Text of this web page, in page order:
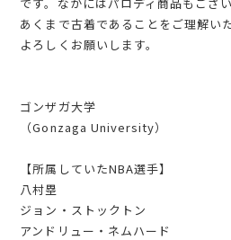
あくまで古着であることをご理解い
よろしくお願いします。
ゴンザガ大学
（Gonzaga University）
【所属していたNBA選手】
八村塁
ジョン・ストックトン
アンドリュー・ネムハード